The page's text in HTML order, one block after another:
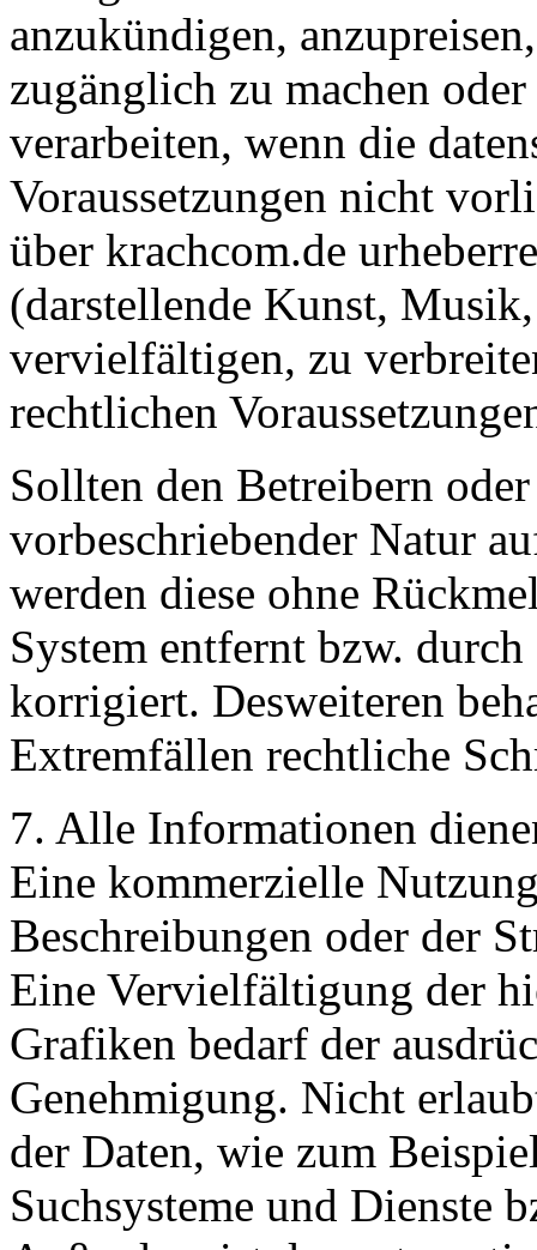
anzukündigen,
zugänglich zu machen
verarbeiten, wenn die
Voraussetzungen nicht
über krachcom.de
(darstellende Kunst,
vervielfältigen, zu
rechtlichen
Sollten den Betreibern
vorbeschriebender Natur
werden diese ohne
System entfernt bzw.
korrigiert. Desweiteren
Extremfällen rechtliche
7. Alle Informationen
Eine kommerzielle
Beschreibungen oder der
Eine Vervielfältigung der
Grafiken bedarf der
Genehmigung. Nicht
der Daten, wie zum
Suchsysteme und Dienste